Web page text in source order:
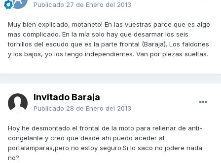
Publicado 27 de Enero del 2013
Muy bien explicado, motaneto! En las vuestras parce que es algo
mas complicado. En la mía solo hay que desarmar los seis
tornillos del escudo que es la parte frontal (Baraja). Los faldones
y los bajos, yo los tengo independientes. Van por piezas sueltas.
Invitado Baraja
Publicado 28 de Enero del 2013
Hoy he desmontado el frontal de la moto para rellenar de anti-
congelante y creo que desde ahi puedo aceder al
portalamparas,pero no estoy seguro.Si lo saco no jodere nada
no?